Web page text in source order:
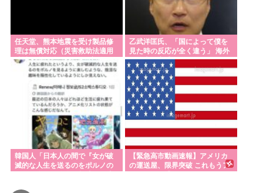
任天堂、熊本地震を受け製品修
理は無償対応（災害救助法適用
地域） 義援金5000万円寄付
乙武洋匡氏、「国によって僕を
見た時の反応が全く違う」 海外
の路上で実感
韓国人「日本人の間で『女が破
滅的な人生を送るのをポルノの
【緊急高市動画速報】アメリカ
の運送屋、限界突破 これもうア